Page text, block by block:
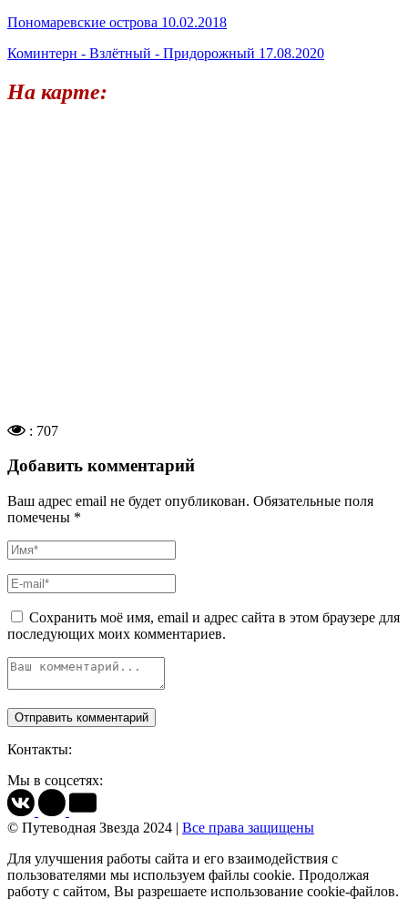
Пономаревские острова 10.02.2018
Коминтерн - Взлётный - Придорожный 17.08.2020
На карте:
: 707
Добавить комментарий
Ваш адрес email не будет опубликован. Обязательные поля
помечены *
Сохранить моё имя, email и адрес сайта в этом браузере для
последующих моих комментариев.
Контакты:
Мы в соцсетях:
© Путеводная Звезда 2024 | Все права защищены
Для улучшения работы сайта и его взаимодействия с
пользователями мы используем файлы cookie. Продолжая
работу с сайтом, Вы разрешаете использование cookie-файлов.